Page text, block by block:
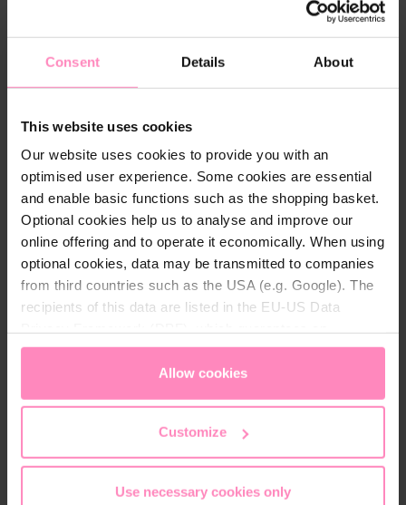
Consent Details About
This website uses cookies
Our website uses cookies to provide you with an
optimised user experience. Some cookies are essential
and enable basic functions such as the shopping basket.
Optional cookies help us to analyse and improve our
online offering and to operate it economically. When using
optional cookies, data may be transmitted to companies
from third countries such as the USA (e.g. Google). The
recipients of this data are listed in the EU-US Data
appropriate level of data protection. You canaccept all
only allow necessary cookies
access and change your chosen setting at any time in
Allow cookies
Customize
Use necessary cookies only
e
Hergestellt aus hochwertigen Materialien, bietet der
BWT One Stutzenstrumpf ein bequemes Tragegefühl
während des gesamten Spiels. Das Material ist
langlebig und strapazierfähig, um den
Anforderungen des Sports standzuhalten.
Gleichzeitig sorgt das Material für eine gute
Atmungsaktivität, um Feuchtigkeit von der Haut
bei intensiven Aktivitäten.
Unisex